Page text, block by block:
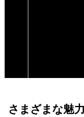
さまざまな魅